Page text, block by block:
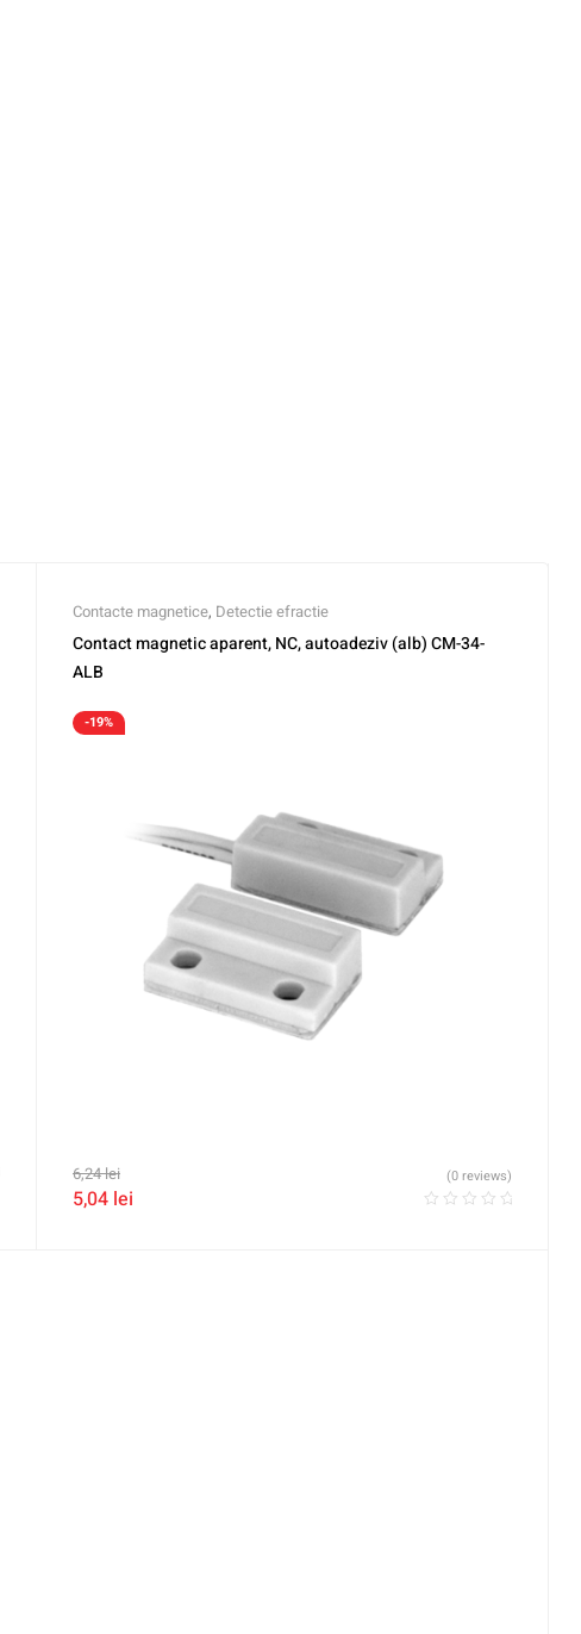
Contacte magnetice, Detectie efractie
Contact magnetic aparent, NC, autoadeziv (alb) CM-34-
ALB
-19%
6,24lei
5,04 lei
(0 reviews)